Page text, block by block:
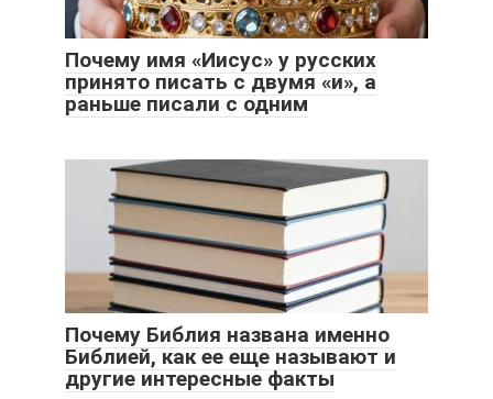
Почему имя «Иисус» у русских
принято писать с двумя «и», а
раньше писали с одним
Почему Библия названа именно
Библией, как ее еще называют и
другие интересные факты